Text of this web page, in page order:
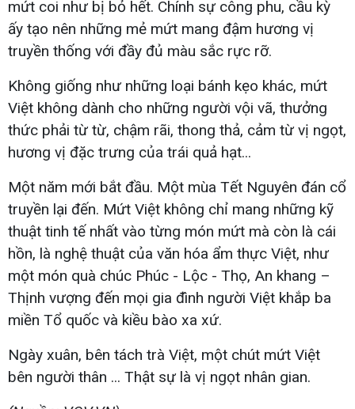
mứt coi như bị bỏ hết. Chính sự công phu, cầu kỳ
ấy tạo nên những mẻ mứt mang đậm hương vị
truyền thống với đầy đủ màu sắc rực rỡ.
Không giống như những loại bánh kẹo khác, mứt
Việt không dành cho những người vội vã, thưởng
thức phải từ từ, chậm rãi, thong thả, cảm từ vị ngọt,
hương vị đặc trưng của trái quả hạt...
Một năm mới bắt đầu. Một mùa Tết Nguyên đán cổ
truyền lại đến. Mứt Việt không chỉ mang những kỹ
thuật tinh tế nhất vào từng món mứt mà còn là cái
hồn, là nghệ thuật của văn hóa ẩm thực Việt, như
một món quà chúc Phúc - Lộc - Thọ, An khang –
Thịnh vượng đến mọi gia đình người Việt khắp ba
miền Tổ quốc và kiều bào xa xứ.
Ngày xuân, bên tách trà Việt, một chút mứt Việt
bên người thân ... Thật sự là vị ngọt nhân gian.